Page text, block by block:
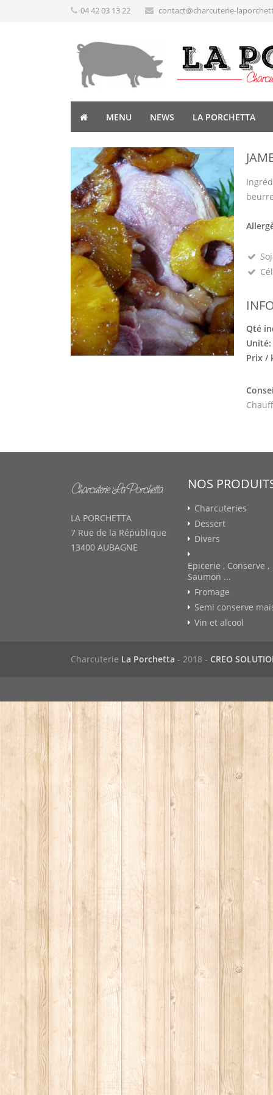
04 42 03 13 22 contact@charcuterie-
MENU NEWS LA PORCHETTA
Qté
Unité:
Prix /
LA PORCHETTA
7 Rue de la République
13400 AUBAGNE
NOS
Charcuteries
Dessert
Divers
Epicerie , Conserve ,
Saumon ...
Fromage
Semi conserve
Vin et alcool
Charcuterie La Porchetta - 2018 - CREO